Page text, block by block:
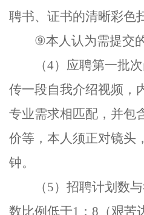
聘书、证书的清晰彩色
⑨本人认为需提交
（4）应聘第一批
传一段自我介绍视频，
专业需求相匹配，并包
价等，本人须正对镜头
钟。
（5） 招聘计划数
数比例低于1 ： 8 （艰